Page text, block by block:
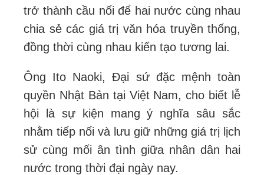
trở thành cầu nối để hai nước cùng nhau
chia sẻ các giá trị văn hóa truyền thống,
đồng thời cùng nhau kiến tạo tương lai.
Ông Ito Naoki, Đại sứ đặc mệnh toàn
quyền Nhật Bản tại Việt Nam, cho biết lễ
hội là sự kiện mang ý nghĩa sâu sắc
nhằm tiếp nối và lưu giữ những giá trị lịch
sử cùng mối ân tình giữa nhân dân hai
nước trong thời đại ngày nay.